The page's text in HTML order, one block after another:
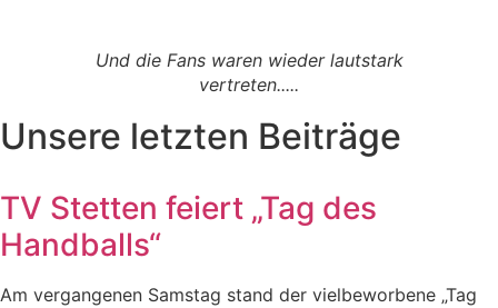
Und die Fans waren wieder lautstark
vertreten.....
Unsere letzten Beiträge
TV Stetten feiert „Tag des
Handballs“
Am vergangenen Samstag stand der vielbeworbene „Tag